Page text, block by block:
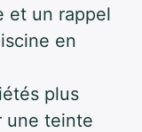
et un rappel
en
plus
une teinte